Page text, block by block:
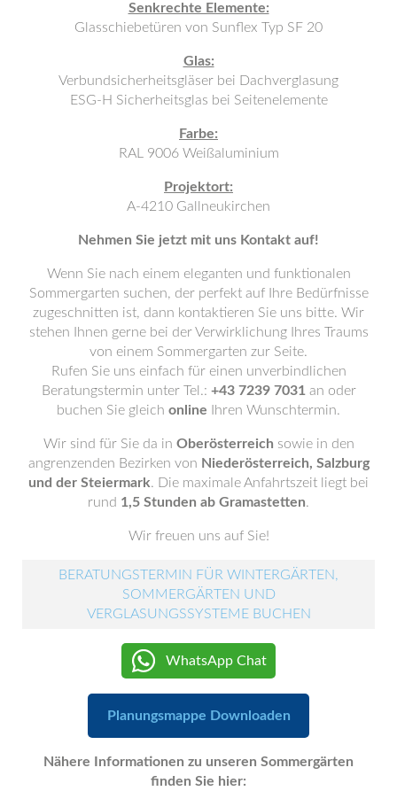
Senkrechte Elemente:
Glasschiebetüren von Sunflex Typ SF 20
Glas:
Verbundsicherheitsgläser bei Dachverglasung
ESG-H Sicherheitsglas bei Seitenelemente
Farbe:
RAL 9006 Weißaluminium
Projektort:
A-4210 Gallneukirchen
Nehmen Sie jetzt mit uns Kontakt auf!
Wenn Sie nach einem eleganten und funktionalen
Sommergarten suchen, der perfekt auf Ihre Bedürfnisse
zugeschnitten ist, dann kontaktieren Sie uns bitte. Wir
stehen Ihnen gerne bei der Verwirklichung Ihres Traums
von einem Sommergarten zur Seite.
Rufen Sie uns einfach für einen unverbindlichen
Beratungstermin unter Tel.: +43 7239 7031 an oder
buchen Sie gleich online Ihren Wunschtermin.
Wir sind für Sie da in Oberösterreich sowie in den
angrenzenden Bezirken von Niederösterreich, Salzburg
und der Steiermark. Die maximale Anfahrtszeit liegt bei
rund 1,5 Stunden ab Gramastetten.
Wir freuen uns auf Sie!
BERATUNGSTERMIN FÜR WINTERGÄRTEN,
SOMMERGÄRTEN UND
VERGLASUNGSSYSTEME BUCHEN
WhatsApp Chat
Planungsmappe Downloaden
Nähere Informationen zu unseren Sommergärten
finden Sie hier: